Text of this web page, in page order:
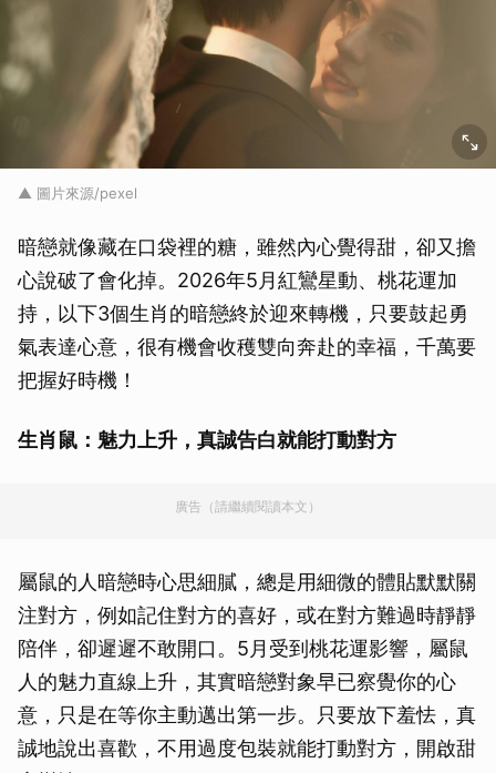
▲ 圖片來源/pexel
暗戀就像藏在口袋裡的糖，雖然內心覺得甜，卻又擔
心說破了會化掉。2026年5月紅鸞星動、桃花運加
持，以下3個生肖的暗戀終於迎來轉機，只要鼓起勇
氣表達心意，很有機會收穫雙向奔赴的幸福，千萬要
把握好時機！
生肖鼠：魅力上升，真誠告白就能打動對方
廣告（請繼續閱讀本文）
屬鼠的人暗戀時心思細膩，總是用細微的體貼默默關
注對方，例如記住對方的喜好，或在對方難過時靜靜
陪伴，卻遲遲不敢開口。5月受到桃花運影響，屬鼠
人的魅力直線上升，其實暗戀對象早已察覺你的心
意，只是在等你主動邁出第一步。只要放下羞怯，真
誠地說出喜歡，不用過度包裝就能打動對方，開啟甜